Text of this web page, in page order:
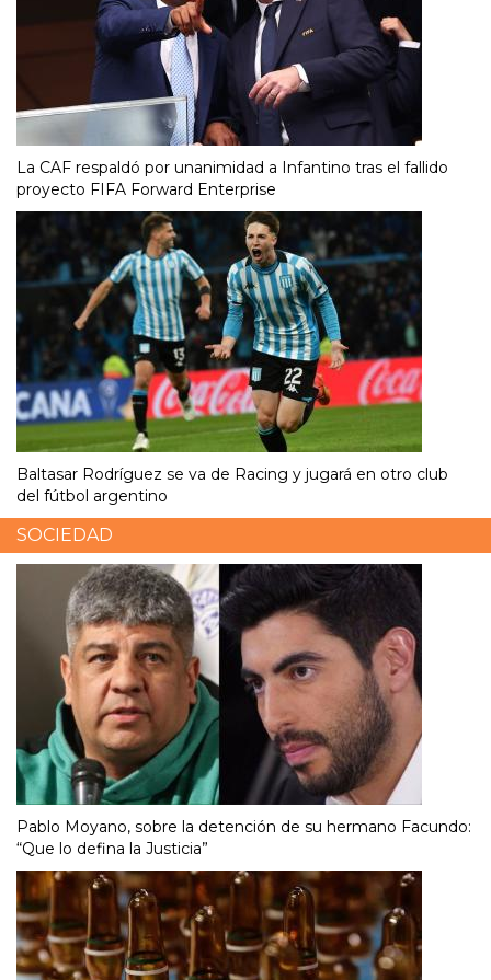
La CAF respaldó por unanimidad a Infantino tras el fallido
proyecto FIFA Forward Enterprise
Baltasar Rodríguez se va de Racing y jugará en otro club
del fútbol argentino
SOCIEDAD
Pablo Moyano, sobre la detención de su hermano Facundo:
“Que lo defina la Justicia”